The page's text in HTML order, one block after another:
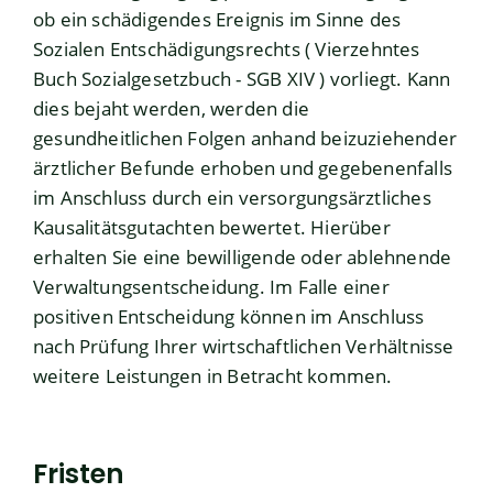
ob ein schädigendes Ereignis im Sinne des
Sozialen Entschädigungsrechts ( Vierzehntes
Buch Sozialgesetzbuch - SGB XIV ) vorliegt. Kann
dies bejaht werden, werden die
gesundheitlichen Folgen anhand beizuziehender
ärztlicher Befunde erhoben und gegebenenfalls
im Anschluss durch ein versorgungsärztliches
Kausalitätsgutachten bewertet. Hierüber
erhalten Sie eine bewilligende oder ablehnende
Verwaltungsentscheidung. Im Falle einer
positiven Entscheidung können im Anschluss
nach Prüfung Ihrer wirtschaftlichen Verhältnisse
weitere Leistungen in Betracht kommen.
Fristen